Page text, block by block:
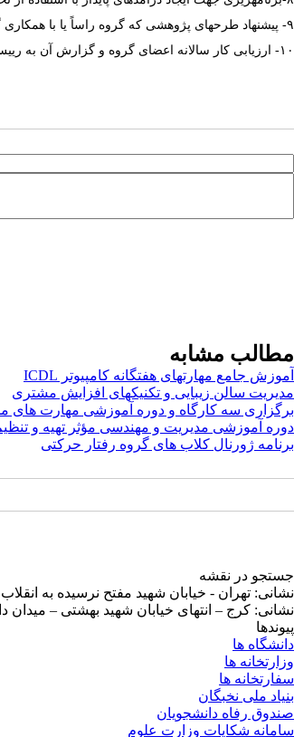
۹- پیشنهاد طرحهای پژوهشی که گروه راساً یا با همکاری گروه ‌های دیگر آماده انجام دادن آن است، به رئیس دانشکده برای تصویب در شورای پژوهشی دانشگاه؛
۱۰- ارزیابی کار سالانه اعضای گروه و گزارش آن به رییس دانشکده.
مطالب مشابه
آموزش جامع مهارتهای هفتگانه کامپیوتر ICDL
مدیریت سالن زیبایی و تکنیکهای افزایش مشتری
برگزاری سه کارگاه و دوره آموزشی مهارت های
دوره آموزشی مدیریت و مهندسی مؤثر تهیه و
برنامه ژورنال کلاب های گروه رفتار حرکتی
جستجو در نقشه
نشانی: تهران - خیابان شهید مفتح نرسیده به انقلاب -
نشانی: کرج – انتهای خیابان شهید بهشتی – میدان
پیوندها
دانشگاه ها
وزارتخانه ها
سفارتخانه ها
بنیاد ملی نخبگان
صندوق رفاه دانشجویان
سامانه شکایات وزارت علوم